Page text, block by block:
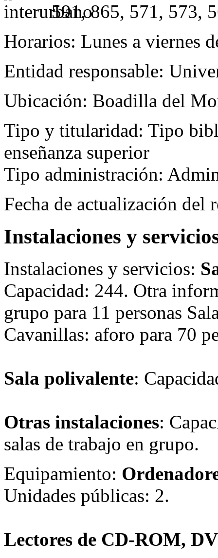
591, 865, 571, 573,
Horarios: Lunes a viernes
Entidad responsable:
Ubicación: Boadilla del
Tipo y titularidad: Tipo
enseñanza superior
Tipo administración:
Fecha de actualización del
Instalaciones y
Instalaciones y servicios:
Capacidad: 244. Otra
grupo para 11 personas
Cavanillas: aforo para 70
Sala polivalente:
Otras instalaciones:
salas de trabajo en grupo.
Equipamiento:
Unidades públicas: 2.
Lectores de CD-ROM,